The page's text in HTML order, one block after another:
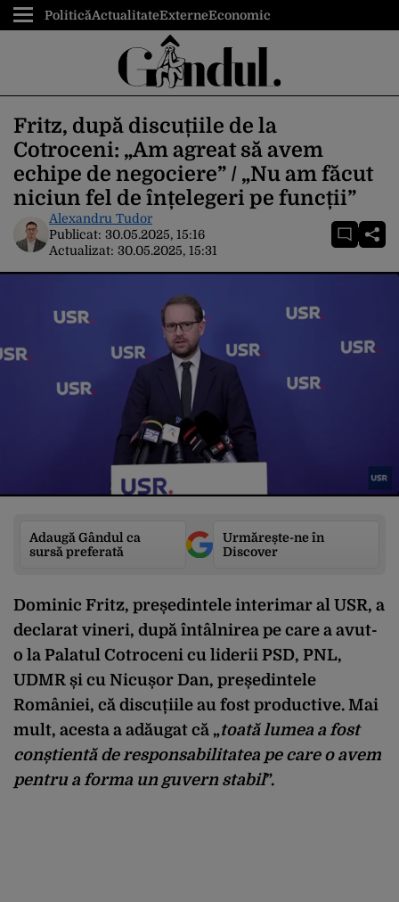
PoliticăActualitateExterneEconomic
Fritz, după discuțiile de la
Cotroceni: „Am agreat să avem
echipe de negociere” / „Nu am făcut
niciun fel de înțelegeri pe funcții”
Alexandru Tudor
Publicat: 30.05.2025, 15:16
Actualizat: 30.05.2025, 15:31
Adaugă Gândul ca
sursă preferată
Urmărește-ne în
Discover
Dominic Fritz, președintele interimar al USR, a
declarat vineri, după întâlnirea pe care a avut-
o la Palatul Cotroceni cu liderii PSD, PNL,
UDMR și cu Nicușor Dan, președintele
României, că discuțiile au fost productive. Mai
mult, acesta a adăugat că „toată lumea a fost
conștientă de responsabilitatea pe care o avem
pentru a forma un guvern stabil”.